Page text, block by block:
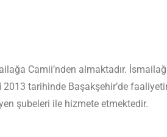
Camii’nden almaktadır.
2013 tarihinde Başakşehir’de
şubeleri ile hizmete etmektedir.